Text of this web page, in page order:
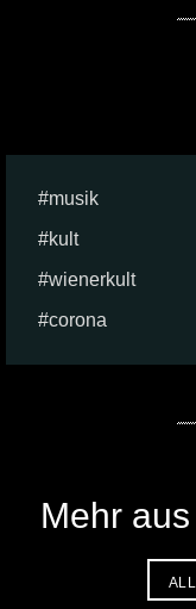
musik
kult
wienerkult
corona
Mehr